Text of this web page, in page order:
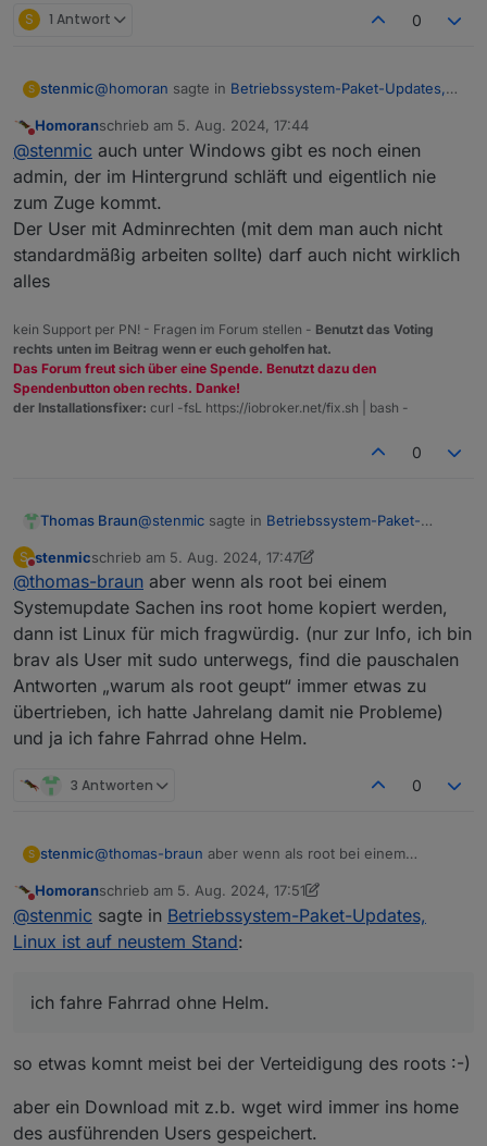
S 1 Antwort 0
S stenmic@homoran sagte in Betriebssystem-Paket-Updates,
@stenmicsagte inBetriebssystem-Paket-
Updates, Linux ist auf neustem Stand
alle 3 Varianten sollten doch zum gleichen
Ergebnis führen, oder?
die arbeit mit root, führt dazu dass Rechte
vergeben werden, die nur der echte root darf.
mit sudo erlangt der normale User zwar root
Rechte, aber da wird z. b. nichts i home de root
installiert wo niemand ehr ran darf.
ich werde linux nie verstehen. da darf der echte
„Admin“ nicht mal Systemupdates für seine User
durchführen. warum gibt es dann den root überhaupt
noch.
Nicht stören
Homoranschrieb am 5. Aug. 2024, 17:44
zuletzt editiert von
@stenmic auch unter Windows gibt es noch einen
admin, der im Hintergrund schläft und eigentlich nie
zum Zuge kommt.
Der User mit Adminrechten (mit dem man auch nicht
standardmäßig arbeiten sollte) darf auch nicht wirklich
alles
kein Support per PN! - Fragen im Forum stellen - Benutzt das Voting
rechts unten im Beitrag wenn er euch geholfen hat.
Das Forum freut sich über eine Spende. Benutzt dazu den
Spendenbutton oben rechts. Danke!
der Installationsfixer: curl -fsL https://iobroker.net/fix.sh | bash -
0
Thomas Braun@stenmic sagte in Betriebssystem-Paket-
warum gibt es dann den root überhaupt
noch.
Den gibt es auch nur noch aus technischen
Gründen im Hintergrund. Verwendet wird der
nicht direkt, nur indirekt durch Aufruf via sudo.
Siehe auch die Ausgabe von
entsprechend berechtigte User werden dann
für diesen einen Befehl zum root und fallen
danach sofort wieder in die user role zurück.
S
Nicht stören
stenmicschrieb am 5. Aug. 2024, 17:47
zuletzt editiert von stenmic 8. Mai 2024, 19:51
@thomas-braun aber wenn als root bei einem
Systemupdate Sachen ins root home kopiert werden,
dann ist Linux für mich fragwürdig. (nur zur Info, ich bin
brav als User mit sudo unterwegs, find die pauschalen
Antworten „warum als root geupt“ immer etwas zu
übertrieben, ich hatte Jahrelang damit nie Probleme)
und ja ich fahre Fahrrad ohne Helm.
3 Antworten 0
S stenmic@thomas-braun aber wenn als root bei einem
dann ist Linux für mich fragwürdig. (nur zur Info, ich
bin brav als User mit sudo unterwegs, find die
pauschalen Antworten „warum als root geupt“ immer
Nicht stören
Homoranschrieb am 5. Aug. 2024, 17:51
zuletzt editiert von Homoran8. Mai 2024, 19:53
@stenmic sagte in Betriebssystem-Paket-Updates,
Linux ist auf neustem Stand:
ich fahre Fahrrad ohne Helm.
so etwas komnt meist bei der Verteidigung des roots :-)
aber ein Download mit z.b. wget wird immer ins home
des ausführenden Users gespeichert.